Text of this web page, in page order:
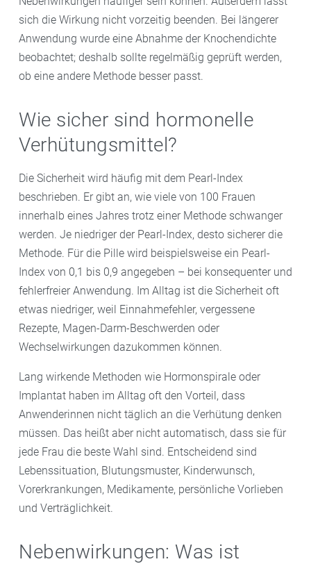
sich die Wirkung nicht vorzeitig beenden. Bei längerer
Anwendung wurde eine Abnahme der Knochendichte
beobachtet; deshalb sollte regelmäßig geprüft werden,
ob eine andere Methode besser passt.
Wie sicher sind hormonelle
Verhütungsmittel?
Die Sicherheit wird häufig mit dem Pearl-Index
beschrieben. Er gibt an, wie viele von 100 Frauen
innerhalb eines Jahres trotz einer Methode schwanger
werden. Je niedriger der Pearl-Index, desto sicherer die
Methode. Für die Pille wird beispielsweise ein Pearl-
Index von 0,1 bis 0,9 angegeben – bei konsequenter und
fehlerfreier Anwendung. Im Alltag ist die Sicherheit oft
etwas niedriger, weil Einnahmefehler, vergessene
Rezepte, Magen-Darm-Beschwerden oder
Wechselwirkungen dazukommen können.
Lang wirkende Methoden wie Hormonspirale oder
Implantat haben im Alltag oft den Vorteil, dass
Anwenderinnen nicht täglich an die Verhütung denken
müssen. Das heißt aber nicht automatisch, dass sie für
jede Frau die beste Wahl sind. Entscheidend sind
Lebenssituation, Blutungsmuster, Kinderwunsch,
Vorerkrankungen, Medikamente, persönliche Vorlieben
und Verträglichkeit.
Nebenwirkungen: Was ist